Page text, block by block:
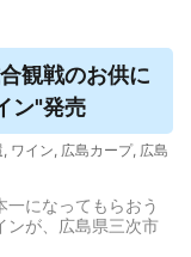
観戦のお供に
ン"発売
, ワイン, 広島カープ, 広島
になってもらおう
ンが、広島県三次市